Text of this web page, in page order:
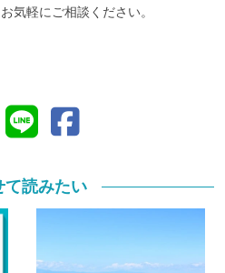
気軽にご相談ください。
て読みたい